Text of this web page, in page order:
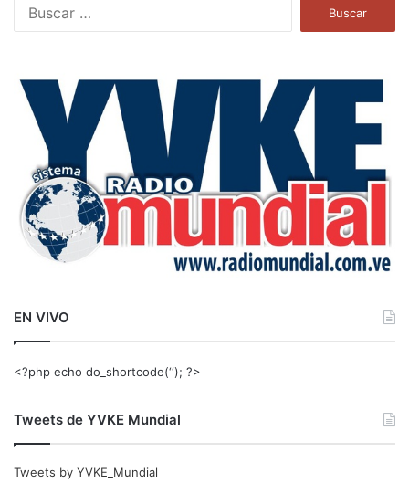
a
EN VIVO
<?php echo do_shortcode(‘‘); ?>
Tweets de YVKE Mundial
Tweets by YVKE_Mundial